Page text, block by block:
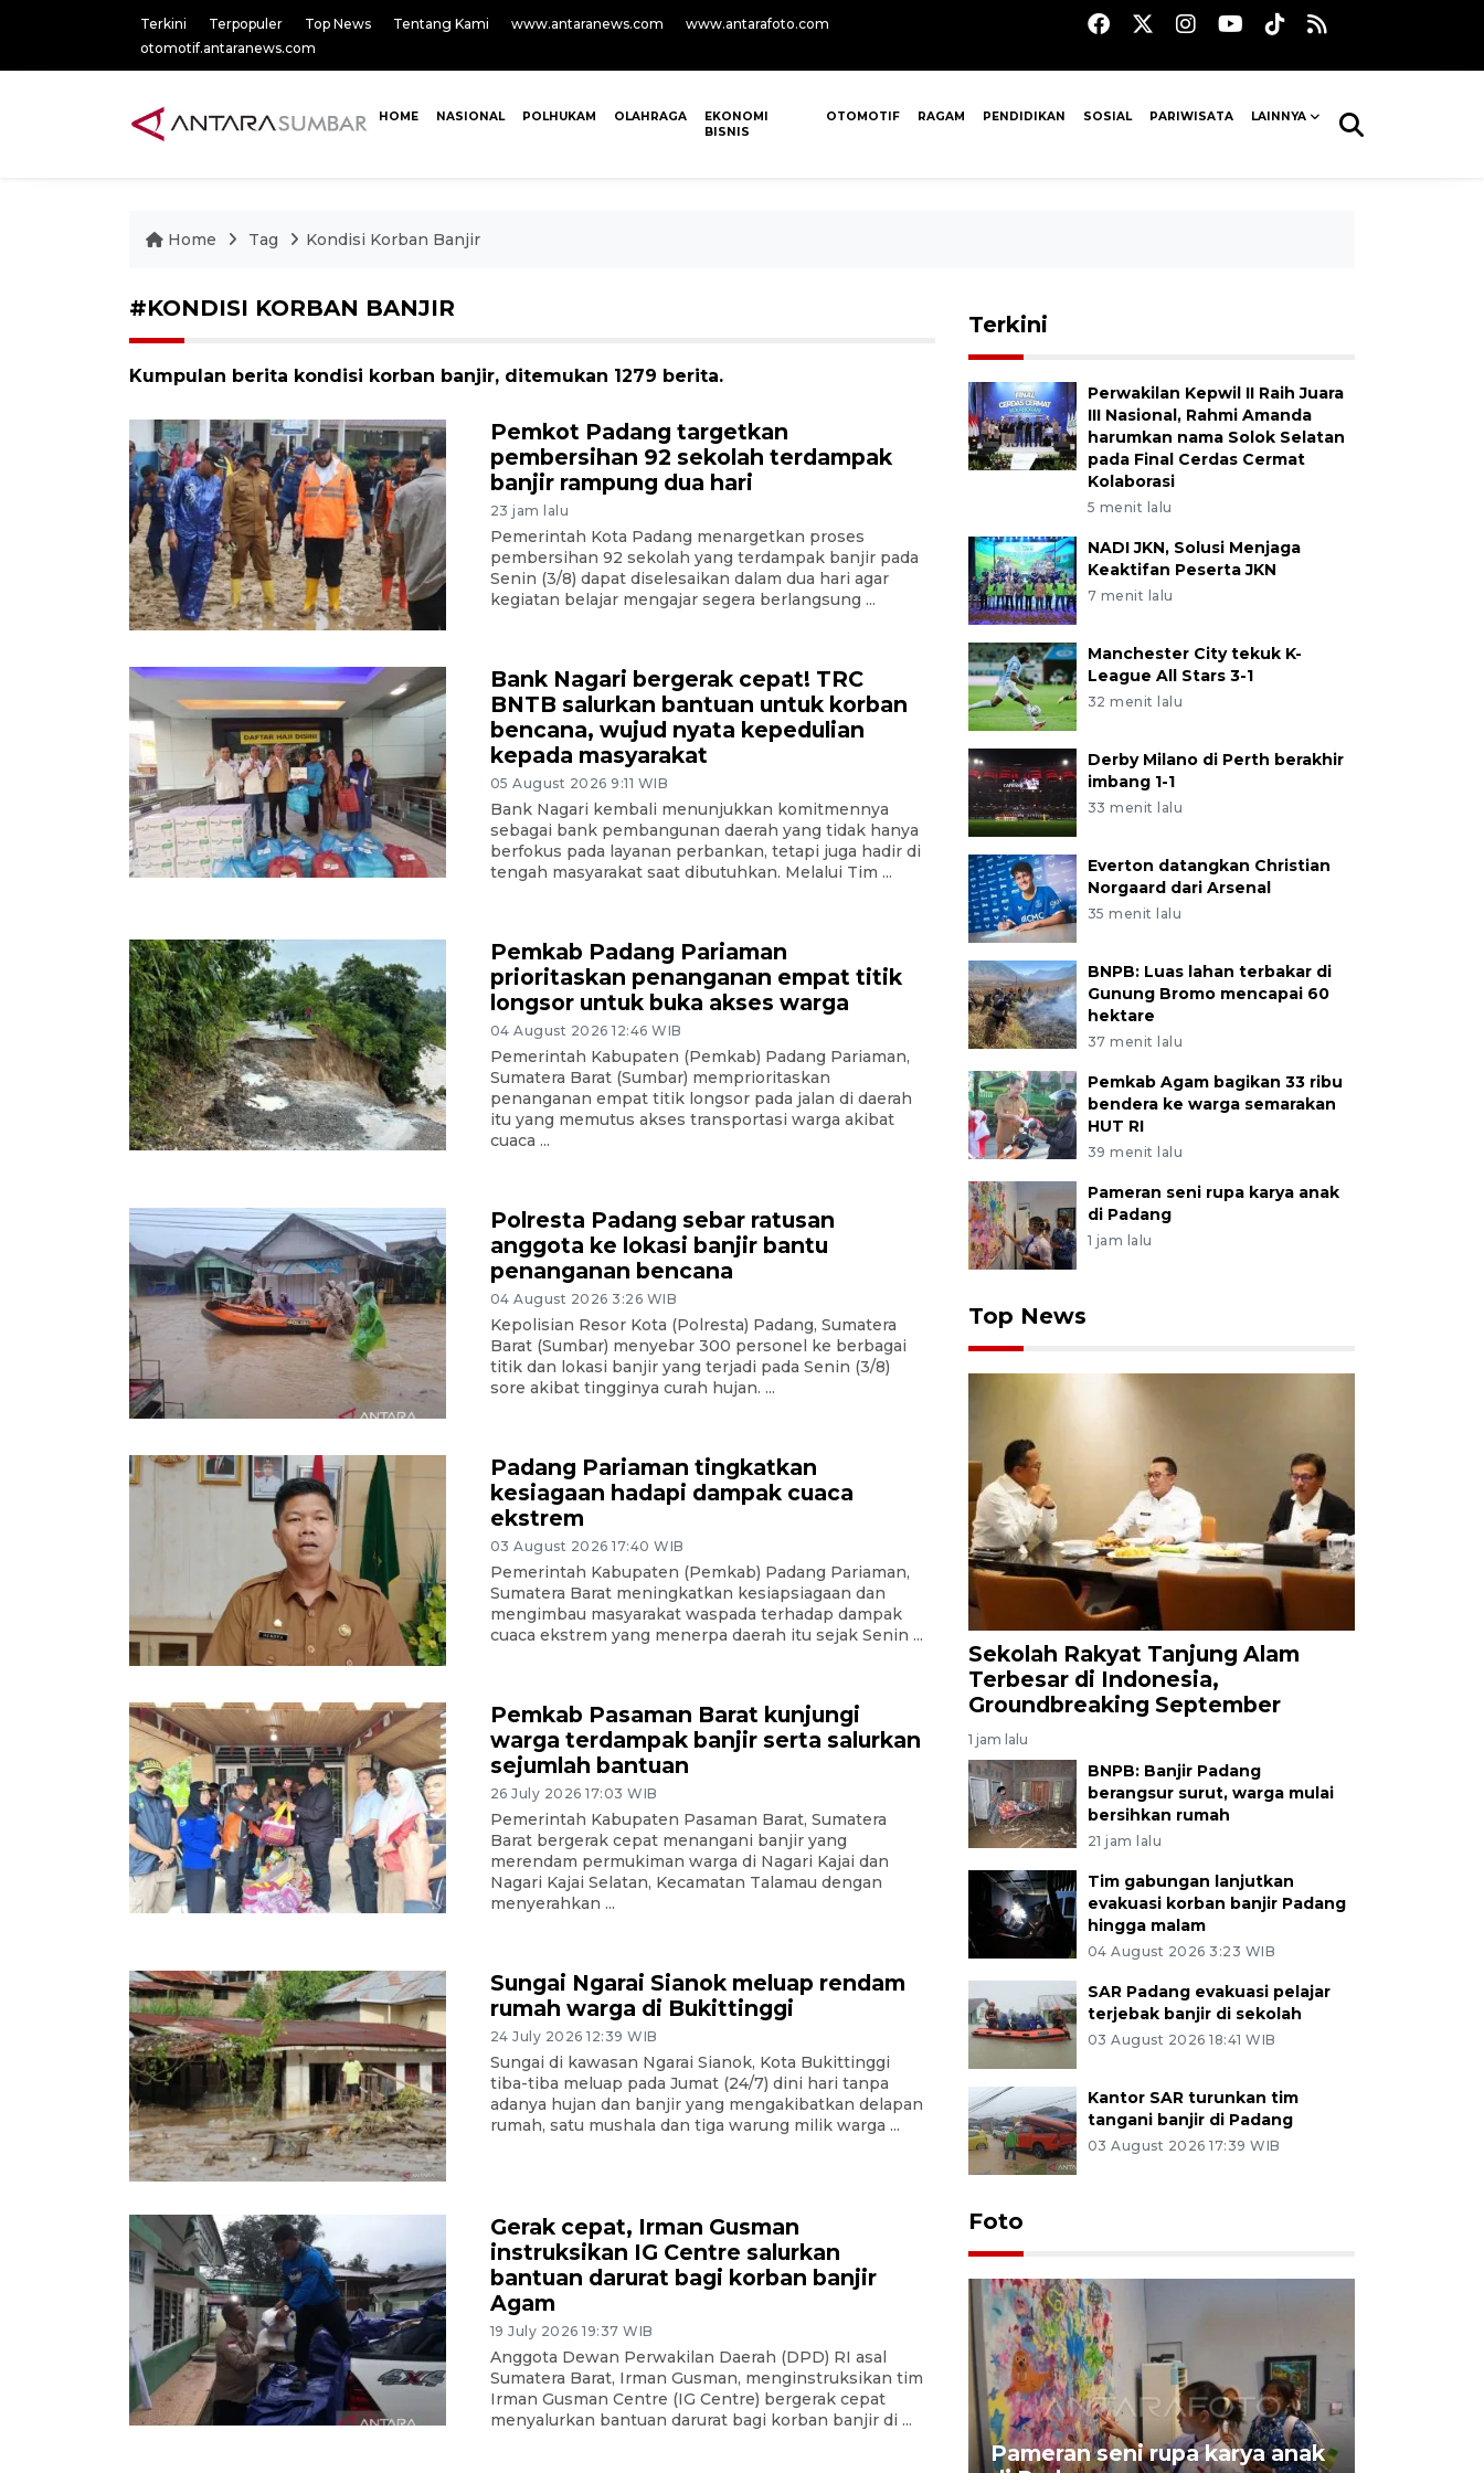
Terkini Terpopuler Top News Tentang Kami www.antaranews.com
www.antarafoto.com
otomotif.antaranews.com
HOME NASIONAL POLHUKAM OLAHRAGA
EKONOMI
BISNIS
OTOMOTIF RAGAM PENDIDIKAN SOSIAL PARIWISATA LAINNYA
Home Tag Kondisi Korban Banjir
#KONDISI KORBAN BANJIR
Kumpulan berita kondisi korban banjir, ditemukan 1279 berita.
Pemkot Padang targetkan
pembersihan 92 sekolah terdampak
banjir rampung dua hari
23 jam lalu
Pemerintah Kota Padang menargetkan proses
pembersihan 92 sekolah yang terdampak banjir pada
Senin (3/8) dapat diselesaikan dalam dua hari agar
kegiatan belajar mengajar segera berlangsung ...
Bank Nagari bergerak cepat! TRC
BNTB salurkan bantuan untuk korban
bencana, wujud nyata kepedulian
kepada masyarakat
05 August 2026 9:11 WIB
Bank Nagari kembali menunjukkan komitmennya
sebagai bank pembangunan daerah yang tidak hanya
berfokus pada layanan perbankan, tetapi juga hadir di
tengah masyarakat saat dibutuhkan. Melalui Tim ...
Pemkab Padang Pariaman
prioritaskan penanganan empat titik
longsor untuk buka akses warga
04 August 2026 12:46 WIB
Pemerintah Kabupaten (Pemkab) Padang Pariaman,
Sumatera Barat (Sumbar) memprioritaskan
penanganan empat titik longsor pada jalan di daerah
itu yang memutus akses transportasi warga akibat
cuaca ...
Polresta Padang sebar ratusan
anggota ke lokasi banjir bantu
penanganan bencana
04 August 2026 3:26 WIB
Kepolisian Resor Kota (Polresta) Padang, Sumatera
Barat (Sumbar) menyebar 300 personel ke berbagai
titik dan lokasi banjir yang terjadi pada Senin (3/8)
sore akibat tingginya curah hujan. ...
Padang Pariaman tingkatkan
kesiagaan hadapi dampak cuaca
ekstrem
03 August 2026 17:40 WIB
Pemerintah Kabupaten (Pemkab) Padang Pariaman,
Sumatera Barat meningkatkan kesiapsiagaan dan
mengimbau masyarakat waspada terhadap dampak
cuaca ekstrem yang menerpa daerah itu sejak Senin ...
Pemkab Pasaman Barat kunjungi
warga terdampak banjir serta salurkan
sejumlah bantuan
26 July 2026 17:03 WIB
Pemerintah Kabupaten Pasaman Barat, Sumatera
Barat bergerak cepat menangani banjir yang
merendam permukiman warga di Nagari Kajai dan
Nagari Kajai Selatan, Kecamatan Talamau dengan
menyerahkan ...
Sungai Ngarai Sianok meluap rendam
rumah warga di Bukittinggi
24 July 2026 12:39 WIB
Sungai di kawasan Ngarai Sianok, Kota Bukittinggi
tiba-tiba meluap pada Jumat (24/7) dini hari tanpa
adanya hujan dan banjir yang mengakibatkan delapan
rumah, satu mushala dan tiga warung milik warga ...
Gerak cepat, Irman Gusman
instruksikan IG Centre salurkan
bantuan darurat bagi korban banjir
Agam
19 July 2026 19:37 WIB
Anggota Dewan Perwakilan Daerah (DPD) RI asal
Sumatera Barat, Irman Gusman, menginstruksikan tim
Irman Gusman Centre (IG Centre) bergerak cepat
menyalurkan bantuan darurat bagi korban banjir di ...
Terkini
Perwakilan Kepwil II Raih Juara
III Nasional, Rahmi Amanda
harumkan nama Solok Selatan
pada Final Cerdas Cermat
Kolaborasi
5 menit lalu
NADI JKN, Solusi Menjaga
Keaktifan Peserta JKN
7 menit lalu
Manchester City tekuk K-
League All Stars 3-1
32 menit lalu
Derby Milano di Perth berakhir
imbang 1-1
33 menit lalu
Everton datangkan Christian
Norgaard dari Arsenal
35 menit lalu
BNPB: Luas lahan terbakar di
Gunung Bromo mencapai 60
hektare
37 menit lalu
Pemkab Agam bagikan 33 ribu
bendera ke warga semarakan
HUT RI
39 menit lalu
Pameran seni rupa karya anak
di Padang
1 jam lalu
Top News
Sekolah Rakyat Tanjung Alam
Terbesar di Indonesia,
Groundbreaking September
1 jam lalu
BNPB: Banjir Padang
berangsur surut, warga mulai
bersihkan rumah
21 jam lalu
Tim gabungan lanjutkan
evakuasi korban banjir Padang
hingga malam
04 August 2026 3:23 WIB
SAR Padang evakuasi pelajar
terjebak banjir di sekolah
03 August 2026 18:41 WIB
Kantor SAR turunkan tim
tangani banjir di Padang
03 August 2026 17:39 WIB
Foto
Penyelesaian pembentukan
Pameran seni rupa karya anak